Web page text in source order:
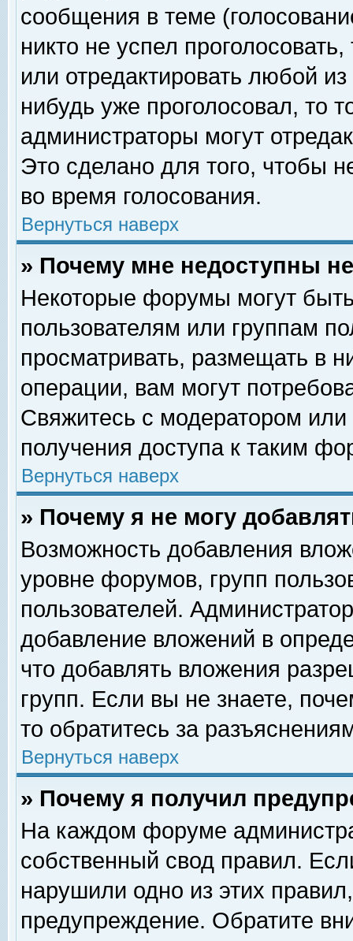
сообщения в теме
никто не успел
или отредактировать любой
нибудь уже проголосовал, то
администраторы могут
Это сделано для того, чтобы
во время голосования.
Вернуться наверх
» Почему мне недоступны
Некоторые форумы могут
пользователям или группам
просматривать, размещать в
операции, вам могут
Свяжитесь с модератором
получения доступа к таким
Вернуться наверх
» Почему я не могу
Возможность добавления
уровне форумов, групп
пользователей.
добавление вложений в
что добавлять вложения
групп. Если вы не знаете,
то обратитесь за
Вернуться наверх
» Почему я получил
На каждом форуме
собственный свод правил.
нарушили одно из этих
предупреждение. Обратите